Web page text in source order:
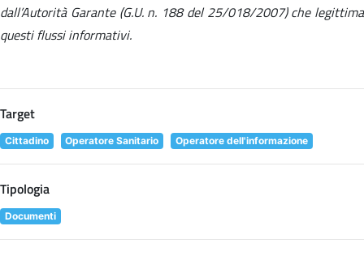
dall’Autorità Garante (G.U. n. 188 del 25/018/2007) che legittima
questi flussi informativi.
Target
Cittadino Operatore Sanitario Operatore dell'informazione
Tipologia
Documenti